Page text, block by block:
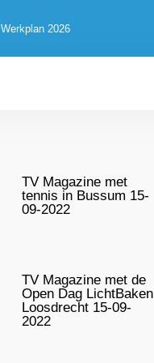
Werkplan 2026
TV Magazine met
tennis in Bussum 15-
09-2022
TV Magazine met de
Open Dag LichtBaken
Loosdrecht 15-09-
2022